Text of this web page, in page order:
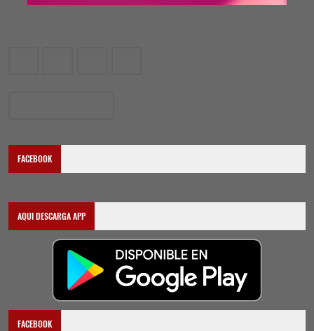
FACEBOOK
AQUI DESCARGA APP
FACEBOOK